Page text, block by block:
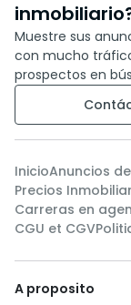
Muestre sus
con mucho
prospectos en
InicioAnuncios
Precios
Carreras en
CGU et CGV
A proposito